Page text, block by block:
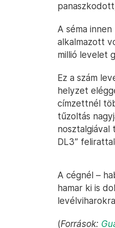
A séma
alkalmazott
millió levelet
Ez a szám
helyzet
címzettnél
tűzoltás
nosztalgiával
DL3”
A cégnél –
hamar ki is
(Források: